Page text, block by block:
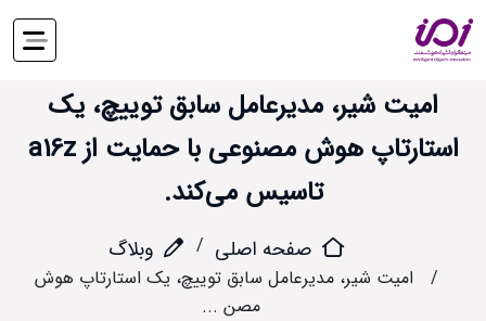
امیت شیر، مدیرعامل سابق توییچ، یک
استارتاپ هوش مصنوعی با حمایت از a16z
تاسیس می‌کند.
صفحه اصلی وبلاگ
امیت شیر، مدیرعامل سابق توییچ، یک استارتاپ هوش
مصن ...